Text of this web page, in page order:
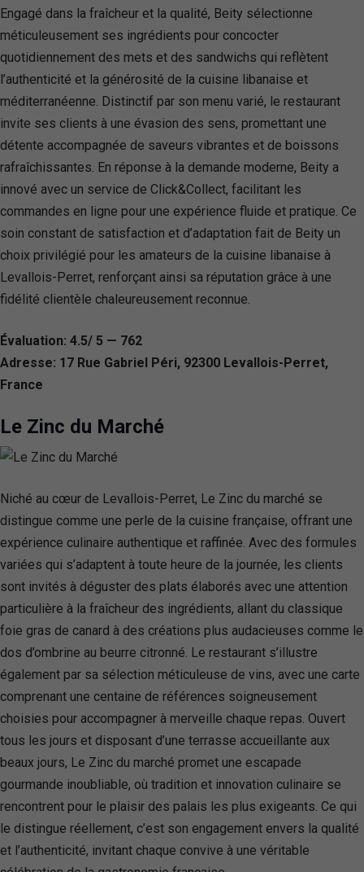
Engagé dans la fraîcheur et la qualité, Beity sélectionne
méticuleusement ses ingrédients pour concocter
quotidiennement des mets et des sandwichs qui reflètent
l’authenticité et la générosité de la cuisine libanaise et
méditerranéenne. Distinctif par son menu varié, le restaurant
invite ses clients à une évasion des sens, promettant une
détente accompagnée de saveurs vibrantes et de boissons
rafraîchissantes. En réponse à la demande moderne, Beity a
innové avec un service de Click&Collect, facilitant les
commandes en ligne pour une expérience fluide et pratique. Ce
soin constant de satisfaction et d’adaptation fait de Beity un
choix privilégié pour les amateurs de la cuisine libanaise à
Levallois-Perret, renforçant ainsi sa réputation grâce à une
fidélité clientèle chaleureusement reconnue.
Évaluation: 4.5/ 5 — 762
Adresse: 17 Rue Gabriel Péri, 92300 Levallois-Perret,
France
Le Zinc du Marché
Niché au cœur de Levallois-Perret, Le Zinc du marché se
distingue comme une perle de la cuisine française, offrant une
expérience culinaire authentique et raffinée. Avec des formules
variées qui s’adaptent à toute heure de la journée, les clients
sont invités à déguster des plats élaborés avec une attention
particulière à la fraîcheur des ingrédients, allant du classique
foie gras de canard à des créations plus audacieuses comme le
dos d’ombrine au beurre citronné. Le restaurant s’illustre
également par sa sélection méticuleuse de vins, avec une carte
comprenant une centaine de références soigneusement
choisies pour accompagner à merveille chaque repas. Ouvert
tous les jours et disposant d’une terrasse accueillante aux
beaux jours, Le Zinc du marché promet une escapade
gourmande inoubliable, où tradition et innovation culinaire se
rencontrent pour le plaisir des palais les plus exigeants. Ce qui
le distingue réellement, c’est son engagement envers la qualité
et l’authenticité, invitant chaque convive à une véritable